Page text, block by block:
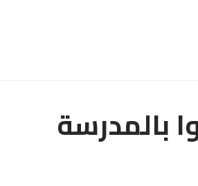
بالمدرسة